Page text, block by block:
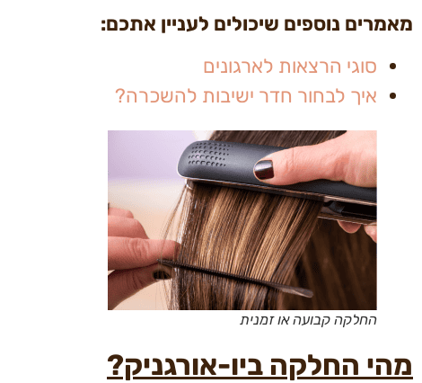
מאמרים נוספים שיכולים לעניין אתכם:
סוגי הרצאות לארגונים
איך לבחור חדר ישיבות להשכרה?
החלקה קבועה או זמנית
מהי החלקה ביו-אורגניק?